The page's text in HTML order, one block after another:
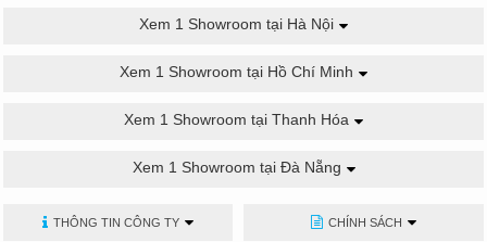
Xem 1 Showroom tại Hà Nội
Xem 1 Showroom tại Hồ Chí Minh
Xem 1 Showroom tại Thanh Hóa
Xem 1 Showroom tại Đà Nẵng
THÔNG TIN CÔNG TY CHÍNH SÁCH